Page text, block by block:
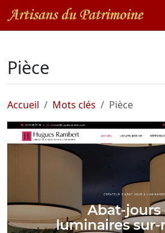
Pièce
Accueil Mots clés Pièce